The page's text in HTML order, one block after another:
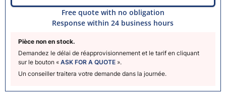
Pièce non en stock.
Demandez le délai de réapprovisionnement et le tarif en cliquant
sur le bouton « ASK FOR A QUOTE ».
Un conseiller traitera votre demande dans la journée.
Free quote with no obligation
Response within 24 business hours